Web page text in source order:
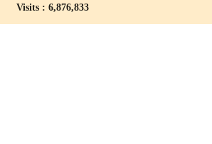
Visits : 6,876,833